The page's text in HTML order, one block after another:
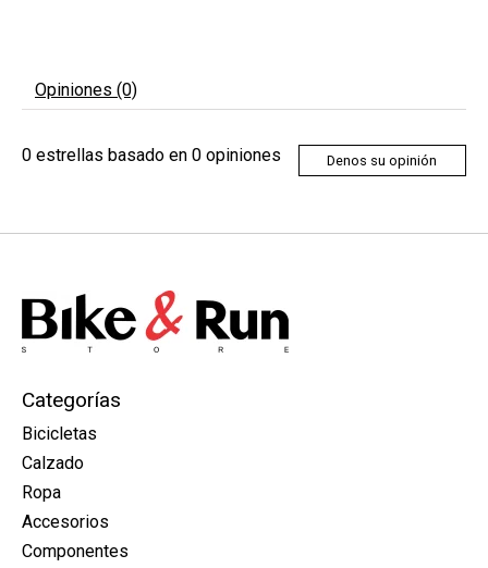
Opiniones (0)
0 estrellas basado en 0 opiniones Denos su opinión
Categorías
Bicicletas
Calzado
Ropa
Accesorios
Componentes